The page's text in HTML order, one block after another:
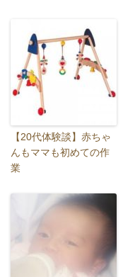
【20代体験談】赤ちゃ
んもママも初めての作
業